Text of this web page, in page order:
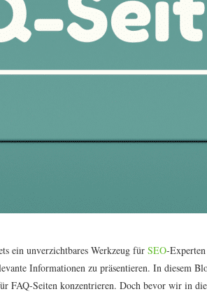
ein unverzichtbares Werkzeug für SEO-
Informationen zu präsentieren. In diesem
FAQ-Seiten konzentrieren. Doch bevor wir in die